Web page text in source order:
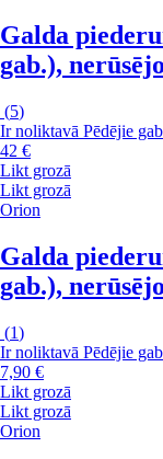
Galda
gab.),
(5)
Ir noliktavā Pēdējie
42 €
Likt grozā
Likt grozā
Orion
Galda
gab.),
(1)
Ir noliktavā Pēdējie
7,90 €
Likt grozā
Likt grozā
Orion